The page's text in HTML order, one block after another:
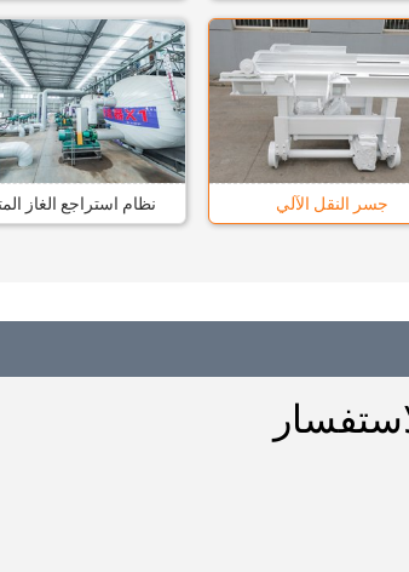
جسر النقل الآلي نظام استراجع الغاز